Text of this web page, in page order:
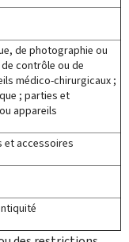
de photographie ou
contrôle ou de
médico-chirurgicaux ;
; parties et
appareils
et accessoires